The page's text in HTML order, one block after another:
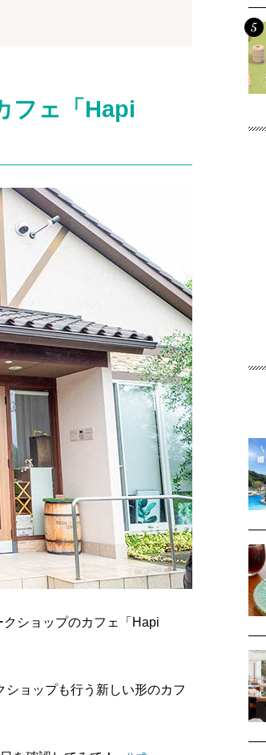
フェ「Hapi
ショップのカフェ「Hapi
ョップも行う新しい形のカフ